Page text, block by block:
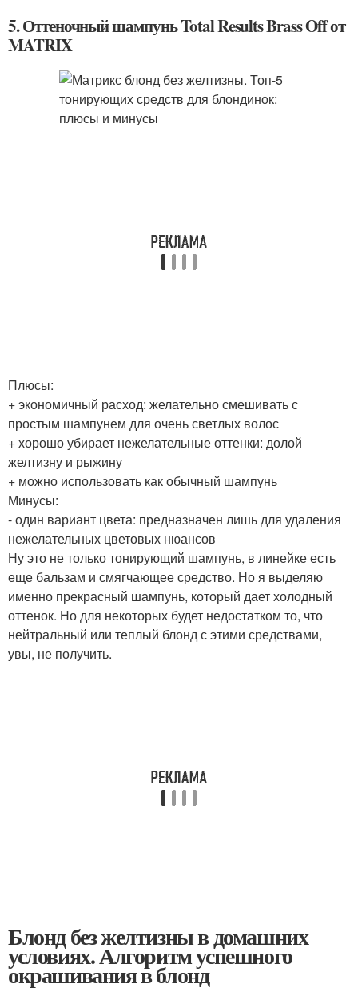
5. Оттеночный шампунь Total Results Brass Off от
MATRIX
Плюсы:
+ экономичный расход: желательно смешивать с
простым шампунем для очень светлых волос
+ хорошо убирает нежелательные оттенки: долой
желтизну и рыжину
+ можно использовать как обычный шампунь
Минусы:
- один вариант цвета: предназначен лишь для удаления
нежелательных цветовых нюансов
Ну это не только тонирующий шампунь, в линейке есть
еще бальзам и смягчающее средство. Но я выделяю
именно прекрасный шампунь, который дает холодный
оттенок. Но для некоторых будет недостатком то, что
нейтральный или теплый блонд с этими средствами,
увы, не получить.
Блонд без желтизны в домашних
условиях. Алгоритм успешного
окрашивания в блонд